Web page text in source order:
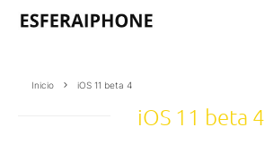
Inicio iOS 11 beta 4
iOS 11 beta 4